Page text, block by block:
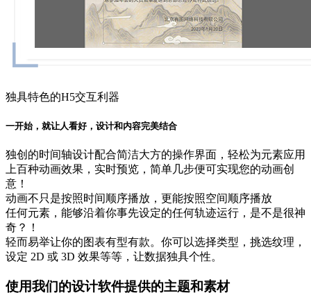
独具特色的H5交互利器
一开始，就让人看好，设计和内容完美结合
独创的时间轴设计配合简洁大方的操作界面，轻松为元素应用
上百种动画效果，实时预览，简单几步便可实现您的动画创
意！
动画不只是按照时间顺序播放，更能按照空间顺序播放
任何元素，能够沿着你事先设定的任何轨迹运行，是不是很神
奇？！
轻而易举让你的图表有型有款。你可以选择类型，挑选纹理，
设定 2D 或 3D 效果等等，让数据独具个性。
使用我们的设计软件提供的主题和素材